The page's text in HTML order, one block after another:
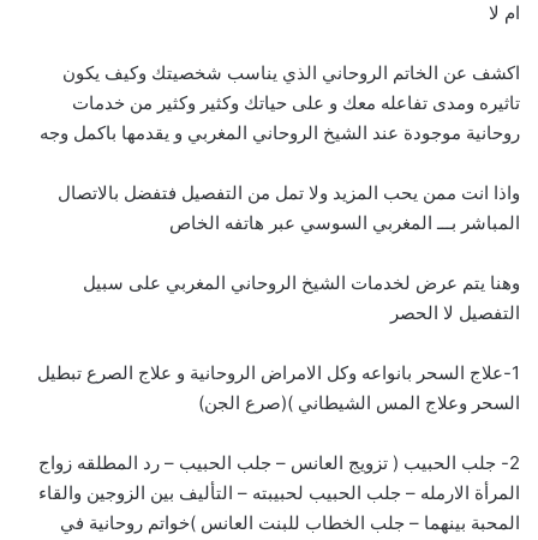
ام لا
اكشف عن الخاتم الروحاني الذي يناسب شخصيتك وكيف يكون
تاثيره ومدى تفاعله معك و على حياتك وكثير وكثير من خدمات
روحانية موجودة عند الشيخ الروحاني المغربي و يقدمها باكمل وجه
واذا انت ممن يحب المزيد ولا تمل من التفصيل فتفضل بالاتصال
المباشر بـــ المغربي السوسي عبر هاتفه الخاص
وهنا يتم عرض لخدمات الشيخ الروحاني المغربي على سبيل
التفصيل لا الحصر
1-علاج السحر بانواعه وكل الامراض الروحانية و علاج الصرع تبطيل
السحر وعلاج المس الشيطاني )(صرع الجن)
2- جلب الحبيب ( تزويج العانس – جلب الحبيب – رد المطلقه زواج
المرأة الارمله – جلب الحبيب لحبيبته – التأليف بين الزوجين والقاء
المحبة بينهما – جلب الخطاب للبنت العانس )خواتم روحانية في